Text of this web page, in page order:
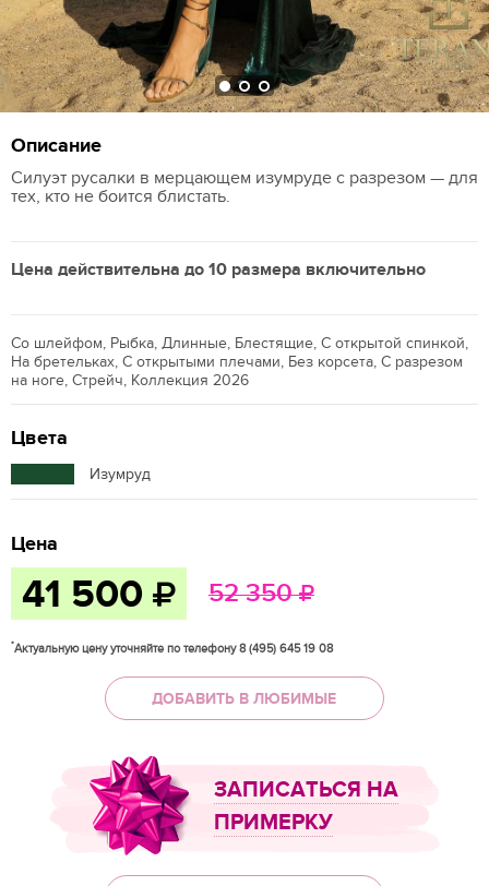
Описание
Силуэт русалки в мерцающем изумруде с разрезом — для
тех, кто не боится блистать.
Цена действительна до 10 размера включительно
Со шлейфом, Рыбка, Длинные, Блестящие, С открытой спинкой,
На бретельках, С открытыми плечами, Без корсета, С разрезом
на ноге, Стрейч, Коллекция 2026
Цвета
Изумруд
Цена
41 500 52 350
*Актуальную цену уточняйте по телефону 8 (495) 645 19 08
ДОБАВИТЬ В ЛЮБИМЫЕ
ЗАПИСАТЬСЯ НА
ПРИМЕРКУ